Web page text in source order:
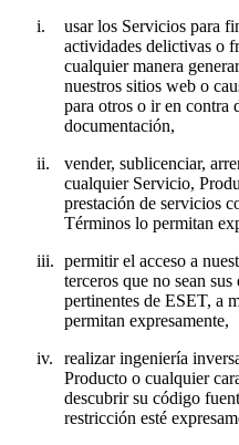
i.
usar los Servicios para
actividades delictivas o
cualquier manera
nuestros sitios web o
para otros o ir en contra
documentación,
ii.
vender, sublicenciar,
cualquier Servicio,
prestación de servicios
Términos lo permitan
iii. permitir el acceso a
terceros que no sean
pertinentes de ESET, a
permitan expresamente,
iv.
realizar ingeniería
Producto o cualquier
descubrir su código
restricción esté